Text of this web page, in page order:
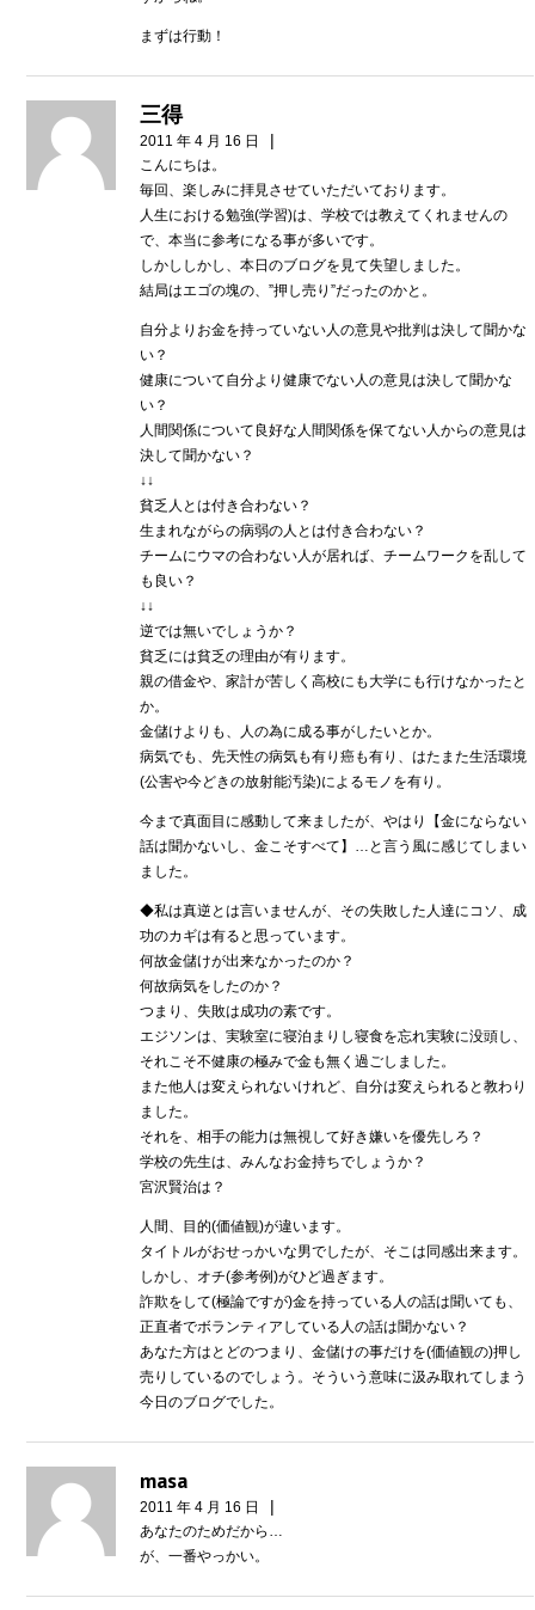
まずは行動！
三得
2011 年 4 月 16 日 |
こんにちは。
毎回、楽しみに拝見させていただいております。
人生における勉強(学習)は、学校では教えてくれませんの
で、本当に参考になる事が多いです。
しかししかし、本日のブログを見て失望しました。
結局はエゴの塊の、”押し売り”だったのかと。
自分よりお金を持っていない人の意見や批判は決して聞かな
い？
健康について自分より健康でない人の意見は決して聞かな
い？
人間関係について良好な人間関係を保てない人からの意見は
決して聞かない？
↓↓
貧乏人とは付き合わない？
生まれながらの病弱の人とは付き合わない？
チームにウマの合わない人が居れば、チームワークを乱して
も良い？
↓↓
逆では無いでしょうか？
貧乏には貧乏の理由が有ります。
親の借金や、家計が苦しく高校にも大学にも行けなかったと
か。
金儲けよりも、人の為に成る事がしたいとか。
病気でも、先天性の病気も有り癌も有り、はたまた生活環境
(公害や今どきの放射能汚染)によるモノを有り。
今まで真面目に感動して来ましたが、やはり【金にならない
話は聞かないし、金こそすべて】…と言う風に感じてしまい
ました。
◆私は真逆とは言いませんが、その失敗した人達にコソ、成
功のカギは有ると思っています。
何故金儲けが出来なかったのか？
何故病気をしたのか？
つまり、失敗は成功の素です。
エジソンは、実験室に寝泊まりし寝食を忘れ実験に没頭し、
それこそ不健康の極みで金も無く過ごしました。
また他人は変えられないけれど、自分は変えられると教わり
ました。
それを、相手の能力は無視して好き嫌いを優先しろ？
学校の先生は、みんなお金持ちでしょうか？
宮沢賢治は？
人間、目的(価値観)が違います。
タイトルがおせっかいな男でしたが、そこは同感出来ます。
しかし、オチ(参考例)がひど過ぎます。
詐欺をして(極論ですが)金を持っている人の話は聞いても、
正直者でボランティアしている人の話は聞かない？
あなた方はとどのつまり、金儲けの事だけを(価値観の)押し
売りしているのでしょう。そういう意味に汲み取れてしまう
今日のブログでした。
masa
2011 年 4 月 16 日 |
あなたのためだから…
が、一番やっかい。